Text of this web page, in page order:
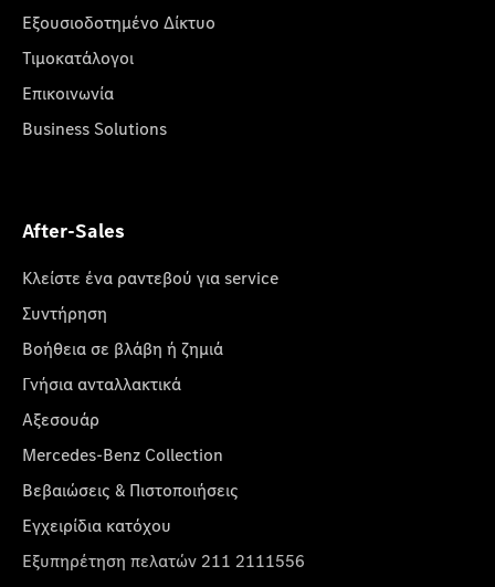
Εξουσιοδοτημένο Δίκτυο
Τιμοκατάλογοι
Επικοινωνία
Business Solutions
After-Sales
Κλείστε ένα ραντεβού για service
Συντήρηση
Βοήθεια σε βλάβη ή ζημιά
Γνήσια ανταλλακτικά
Αξεσουάρ
Mercedes-Benz Collection
Βεβαιώσεις & Πιστοποιήσεις
Εγχειρίδια κατόχου
Εξυπηρέτηση πελατών 211 2111556